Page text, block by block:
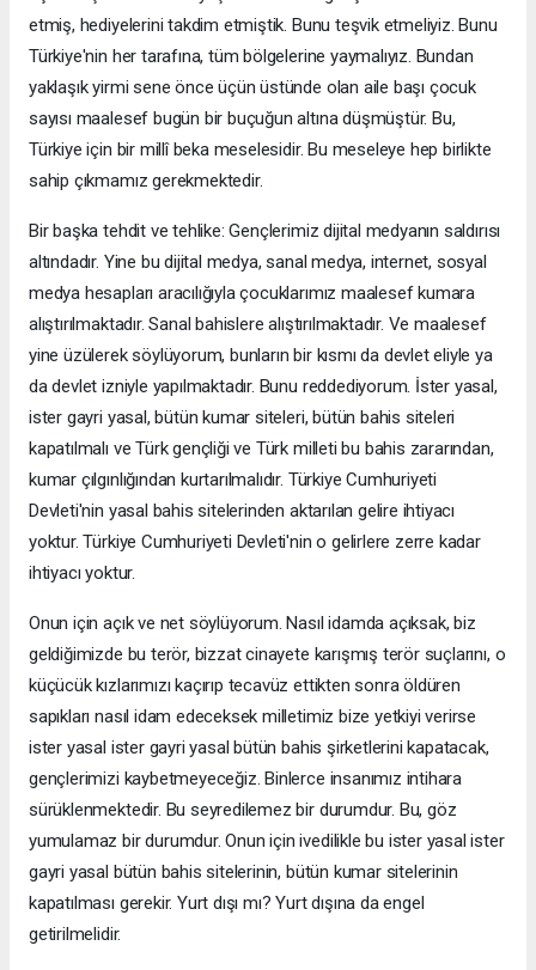
etmiş, hediyelerini takdim etmiştik. Bunu teşvik etmeliyiz. Bunu
Türkiye'nin her tarafına, tüm bölgelerine yaymalıyız. Bundan
yaklaşık yirmi sene önce üçün üstünde olan aile başı çocuk
sayısı maalesef bugün bir buçuğun altına düşmüştür. Bu,
Türkiye için bir millî beka meselesidir. Bu meseleye hep birlikte
sahip çıkmamız gerekmektedir.
Bir başka tehdit ve tehlike: Gençlerimiz dijital medyanın saldırısı
altındadır. Yine bu dijital medya, sanal medya, internet, sosyal
medya hesapları aracılığıyla çocuklarımız maalesef kumara
alıştırılmaktadır. Sanal bahislere alıştırılmaktadır. Ve maalesef
yine üzülerek söylüyorum, bunların bir kısmı da devlet eliyle ya
da devlet izniyle yapılmaktadır. Bunu reddediyorum. İster yasal,
ister gayri yasal, bütün kumar siteleri, bütün bahis siteleri
kapatılmalı ve Türk gençliği ve Türk milleti bu bahis zararından,
kumar çılgınlığından kurtarılmalıdır. Türkiye Cumhuriyeti
Devleti'nin yasal bahis sitelerinden aktarılan gelire ihtiyacı
yoktur. Türkiye Cumhuriyeti Devleti'nin o gelirlere zerre kadar
ihtiyacı yoktur.
Onun için açık ve net söylüyorum. Nasıl idamda açıksak, biz
geldiğimizde bu terör, bizzat cinayete karışmış terör suçlarını, o
küçücük kızlarımızı kaçırıp tecavüz ettikten sonra öldüren
sapıkları nasıl idam edeceksek milletimiz bize yetkiyi verirse
ister yasal ister gayri yasal bütün bahis şirketlerini kapatacak,
gençlerimizi kaybetmeyeceğiz. Binlerce insanımız intihara
sürüklenmektedir. Bu seyredilemez bir durumdur. Bu, göz
yumulamaz bir durumdur. Onun için ivedilikle bu ister yasal ister
gayri yasal bütün bahis sitelerinin, bütün kumar sitelerinin
kapatılması gerekir. Yurt dışı mı? Yurt dışına da engel
getirilmelidir.